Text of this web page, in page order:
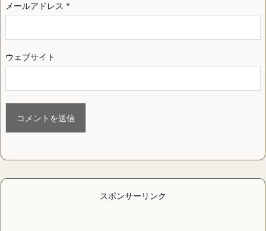
メールアドレス *
ウェブサイト
スポンサーリンク